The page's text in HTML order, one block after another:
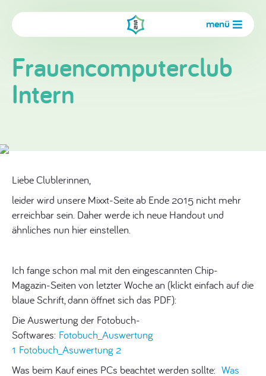
menü
Frauencomputerclub
Intern
Liebe Clublerinnen,
leider wird unsere Mixxt-Seite ab Ende 2015 nicht mehr
erreichbar sein. Daher werde ich neue Handout und
ähnliches nun hier einstellen.
Ich fange schon mal mit den eingescannten Chip-
Magazin-Seiten von letzter Woche an (klickt einfach auf die
blaue Schrift, dann öffnet sich das PDF):
Die Auswertung der Fotobuch-
Softwares: Fotobuch_Auswertung
1 Fotobuch_Asuwertung 2
Was beim Kauf eines PCs beachtet werden sollte: Was